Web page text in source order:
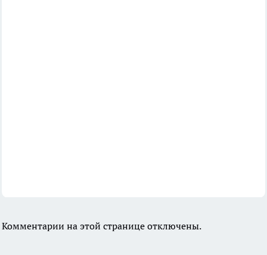
Комментарии на этой странице отключены.